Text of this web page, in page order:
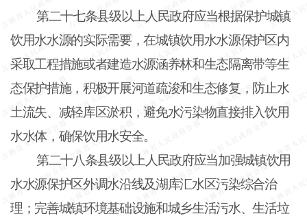
第二十七条县级以上人民政府应当根据保护城镇
饮用水水源的实际需要，在城镇饮用水水源保护区内
采取工程措施或者建造水源涵养林和生态隔离带等生
态保护措施，积极开展河道疏浚和生态修复，防止水
土流失、减轻库区淤积，避免水污染物直接排入饮用
水水体，确保饮用水安全。
第二十八条县级以上人民政府应当加强城镇饮用
水水源保护区外调水沿线及湖库汇水区污染综合治
理；完善城镇环境基础设施和城乡生活污水、生活垃